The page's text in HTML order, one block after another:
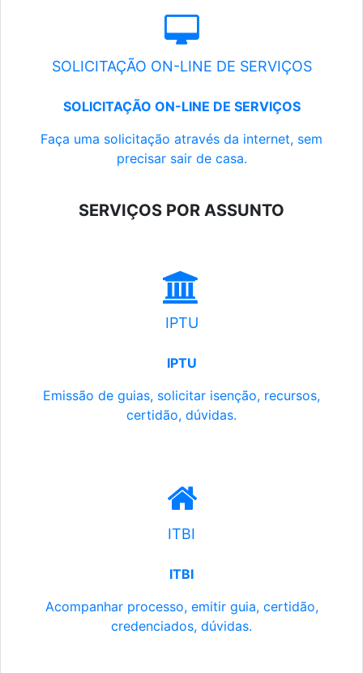
SOLICITAÇÃO ON-LINE DE SERVIÇOS
SOLICITAÇÃO ON-LINE DE SERVIÇOS
Faça uma solicitação através da internet, sem
precisar sair de casa.
SERVIÇOS POR ASSUNTO
IPTU
IPTU
Emissão de guias, solicitar isenção, recursos,
certidão, dúvidas.
ITBI
ITBI
Acompanhar processo, emitir guia, certidão,
credenciados, dúvidas.